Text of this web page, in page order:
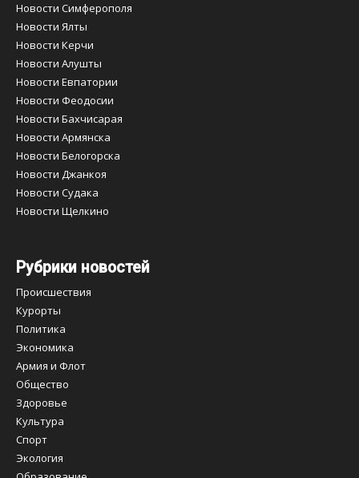
Новости Симферополя
Новости Ялты
Новости Керчи
Новости Алушты
Новости Евпатории
Новости Феодосии
Новости Бахчисарая
Новости Армянска
Новости Белогорска
Новости Джанкоя
Новости Судака
Новости Щелкино
Рубрики новостей
Происшествия
Курорты
Политика
Экономика
Армия и Флот
Общество
Здоровье
Культура
Спорт
Экология